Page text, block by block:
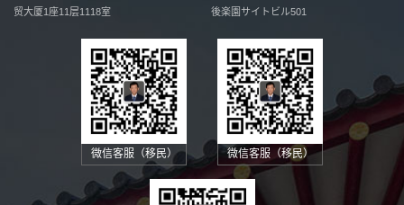
贸大厦1座11层1118室
後楽園サイトビル501
微信客服（移民） 微信客服（移民）